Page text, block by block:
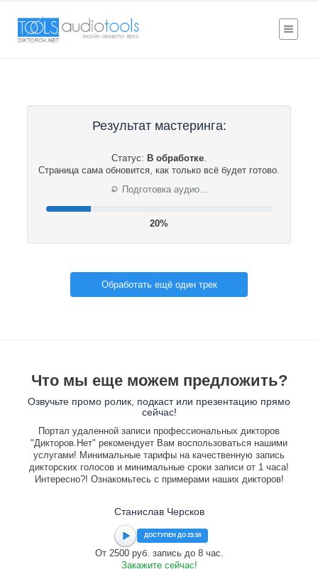
Результат мастеринга:
Статус: В обработке.
Страница сама обновится, как только всё будет готово.
⟳ Подготовка аудио…
20%
Обработать ещё один трек
Что мы еще можем предложить?
Озвучьте промо ролик, подкаст или презентацию прямо
сейчас!
Портал удаленной записи профессиональных дикторов
"Дикторов.Нет" рекомендует Вам воспользоваться нашими
услугами! Минимальные тарифы на качественную запись
дикторских голосов и минимальные сроки записи от 1 часа!
Интересно?! Ознакомьтесь с примерами наших дикторов!
Станислав Черсков
ДОСТУПЕН ДО 23:59
От 2500 руб. запись до 8 час.
Закажите сейчас!